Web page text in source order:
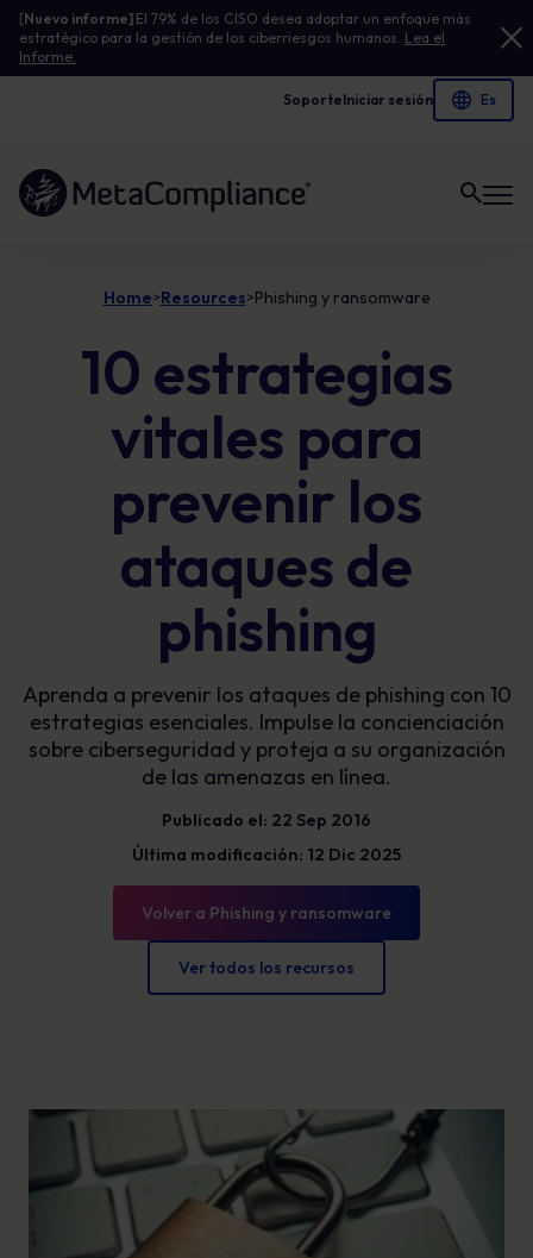
[Nuevo informe] El 79% de los CISO desea adoptar un enfoque más
estratégico para la gestión de los ciberriesgos humanos. Lea el
Informe.
SoporteIniciar sesión
Enlace a la página de inicio
Home>Resources>Phishing y ransomware
10 estrategias
vitales para
prevenir los
ataques de
phishing
Aprenda a prevenir los ataques de phishing con 10
estrategias esenciales. Impulse la concienciación
sobre ciberseguridad y proteja a su organización
de las amenazas en línea.
Publicado el: 22 Sep 2016
Última modificación: 12 Dic 2025
Volver a Phishing y ransomware
Ver todos los recursos